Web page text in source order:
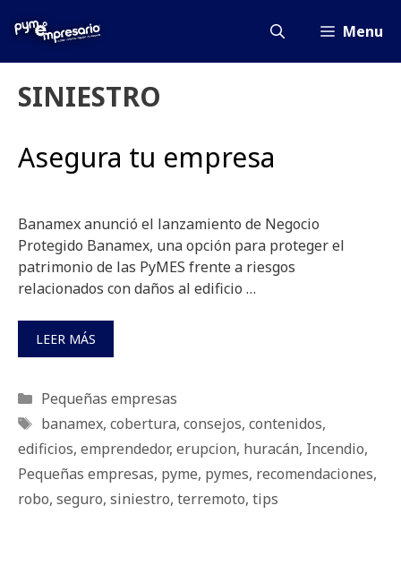
Menu
SINIESTRO
Asegura tu empresa
Banamex anunció el lanzamiento de Negocio
Protegido Banamex, una opción para proteger el
patrimonio de las PyMES frente a riesgos
relacionados con daños al edificio …
LEER MÁS
Categorías
Pequeñas empresas
Etiquetas
banamex, cobertura, consejos, contenidos,
edificios, emprendedor, erupcion, huracán, Incendio,
Pequeñas empresas, pyme, pymes, recomendaciones,
robo, seguro, siniestro, terremoto, tips